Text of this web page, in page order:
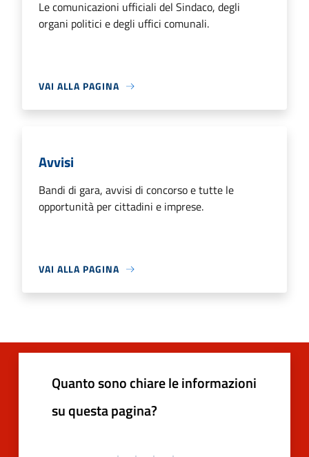
Le comunicazioni ufficiali del Sindaco, degli
organi politici e degli uffici comunali.
VAI ALLA PAGINA
Avvisi
Bandi di gara, avvisi di concorso e tutte le
opportunità per cittadini e imprese.
VAI ALLA PAGINA
Quanto sono chiare le informazioni
su questa pagina?